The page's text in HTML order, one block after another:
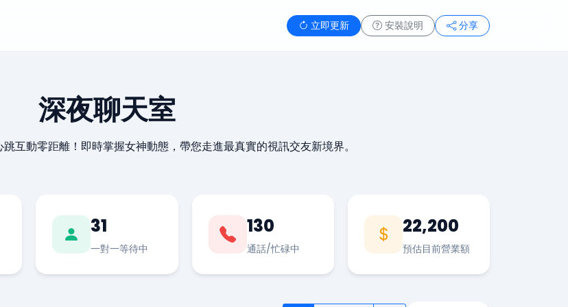
立即更新 安裝說明 分享
深夜聊天室
互動零距離！即時掌握女神動態，帶您走進最真實的視訊交友新境界。
31
一對一等待中
130
通話/忙碌中
22,200
預估目前營業額